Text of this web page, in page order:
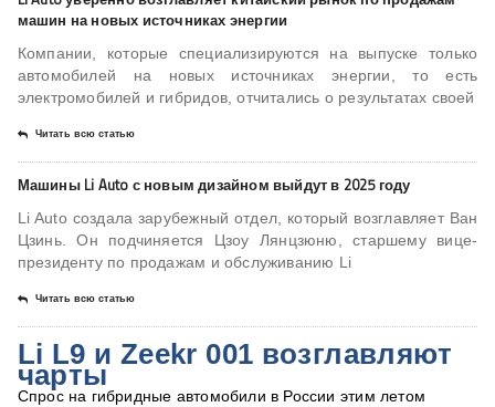
машин на новых источниках энергии
Компании, которые специализируются на выпуске только
автомобилей на новых источниках энергии, то есть
электромобилей и гибридов, отчитались о результатах своей
Читать всю статью
Машины Li Auto с новым дизайном выйдут в 2025 году
Li Auto создала зарубежный отдел, который возглавляет Ван
Цзинь. Он подчиняется Цзоу Лянцзюню, старшему вице-
президенту по продажам и обслуживанию Li
Читать всю статью
Li L9 и Zeekr 001 возглавляют
чарты
Спрос на гибридные автомобили в России этим летом